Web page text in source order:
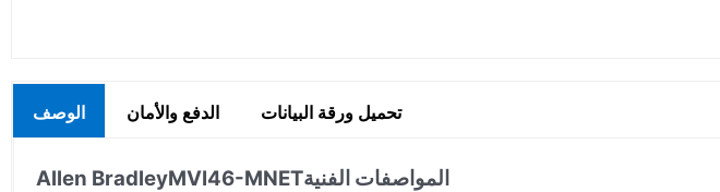
الوصف الدفع والأمان تحميل ورقة البيانات
Allen BradleyMVI46-MNETالمواصفات الفنية